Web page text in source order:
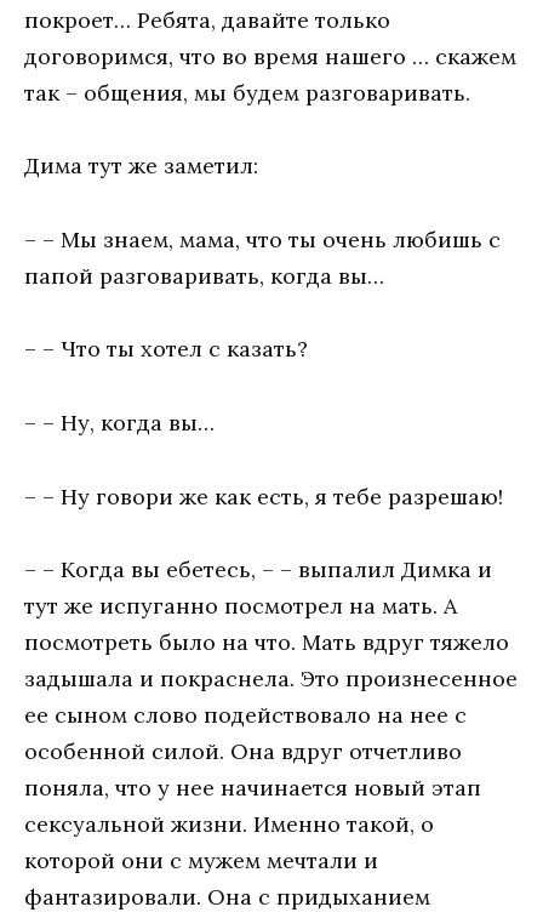
покроет… Ребята, давайте только
договоримся, что во время нашего … скажем
так – общения, мы будем разговаривать.
Дима тут же заметил:
– – Мы знаем, мама, что ты очень любишь с
папой разговаривать, когда вы…
– – Что ты хотел с казать?
– – Ну, когда вы…
– – Ну говори же как есть, я тебе разрешаю!
– – Когда вы ебетесь, – – выпалил Димка и
тут же испуганно посмотрел на мать. А
посмотреть было на что. Мать вдруг тяжело
задышала и покраснела. Это произнесенное
ее сыном слово подействовало на нее с
особенной силой. Она вдруг отчетливо
поняла, что у нее начинается новый этап
сексуальной жизни. Именно такой, о
которой они с мужем мечтали и
фантазировали. Она с придыханием